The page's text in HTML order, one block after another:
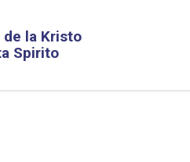
de la Kristo
Spirito